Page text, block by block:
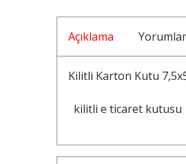
Açıklama Yorumlar
Kilitli Karton Kutu
kilitli e ticaret kutusu